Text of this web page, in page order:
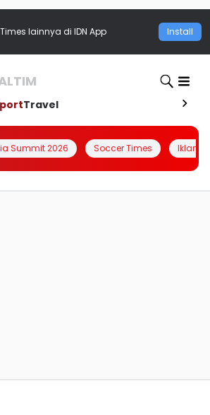
lainnya di IDN App Install
Travel
Summit 2026 Soccer Times Iklanin